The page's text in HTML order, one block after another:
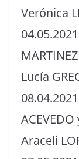
Verónica
Lucía
ACEVEDO
Araceli